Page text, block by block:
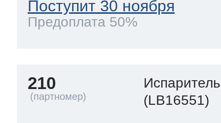
Поступит 30 ноября
Предоплата 50%
210
(LB16551)